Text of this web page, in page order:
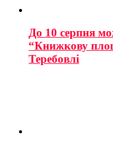
До 10 серпня
“Книжкову
Теребовлі